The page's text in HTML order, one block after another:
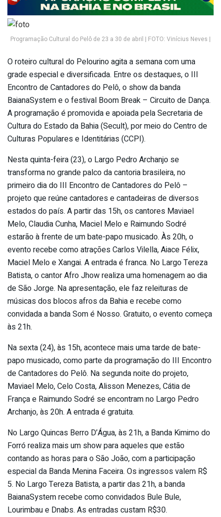
Programação Cultural do Pelô de 23 a 30 de abril | FOTO: Vinícius Neves |
O roteiro cultural do Pelourino agita a semana com uma
grade especial e diversificada. Entre os destaques, o III
Encontro de Cantadores do Pelô, o show da banda
BaianaSystem e o festival Boom Break – Circuito de Dança.
A programação é promovida e apoiada pela Secretaria de
Cultura do Estado da Bahia (Secult), por meio do Centro de
Culturas Populares e Identitárias (CCPI).
Nesta quinta-feira (23), o Largo Pedro Archanjo se
transforma no grande palco da cantoria brasileira, no
primeiro dia do III Encontro de Cantadores do Pelô –
projeto que reúne cantadores e cantadeiras de diversos
estados do país. A partir das 15h, os cantores Maviael
Melo, Claudia Cunha, Maciel Melo e Raimundo Sodré
estarão à frente de um bate-papo musicado. Às 20h, o
evento recebe como atrações Carlos Vilella, Aiace Félix,
Maciel Melo e Xangai. A entrada é franca. No Largo Tereza
Batista, o cantor Afro Jhow realiza uma homenagem ao dia
de São Jorge. Na apresentação, ele faz releituras de
músicas dos blocos afros da Bahia e recebe como
convidada a banda Som é Nosso. Gratuito, o evento começa
às 21h.
Na sexta (24), às 15h, acontece mais uma tarde de bate-
papo musicado, como parte da programação do III Encontro
de Cantadores do Pelô. Na segunda noite do projeto,
Maviael Melo, Celo Costa, Alisson Menezes, Cátia de
França e Raimundo Sodré se encontram no Largo Pedro
Archanjo, às 20h. A entrada é gratuita.
No Largo Quincas Berro D’Água, às 21h, a Banda Kimimo do
Forró realiza mais um show para aqueles que estão
contando as horas para o São João, com a participação
especial da Banda Menina Faceira. Os ingressos valem R$
5. No Largo Tereza Batista, a partir das 21h, a banda
BaianaSystem recebe como convidados Bule Bule,
Lourimbau e Dnabs. As entradas custam R$30.